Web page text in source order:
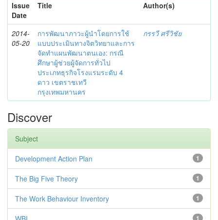
Issue
Date
Title Author(s)
2014-
05-20
การพัฒนาภาวะผู้นำโดยการใช้
แบบประเมินทางจิตวิทยาและการ
จัดทำแผนพัฒนาตนเอง: กรณี
ศึกษาผู้ช่วยผู้จัดการทั่วไป
ประเภทธุรกิจโรงแรมระดับ 4
ดาว เขตราชเทวี
กรุงเทพมหานคร
กรรวี ศรีวิชัย
Discover
Subject
1
Development Action Plan
1
The Big Five Theory
1
The Work Behaviour Inventory
1